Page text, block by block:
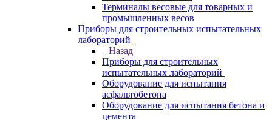
Терминалы весовые для товарных и
промышленных весов
Приборы для строительных испытательных
лабораторий
Назад
Приборы для строительных
испытательных лабораторий
Оборудование для испытания
асфальтобетона
Оборудование для испытания бетона и
цемента